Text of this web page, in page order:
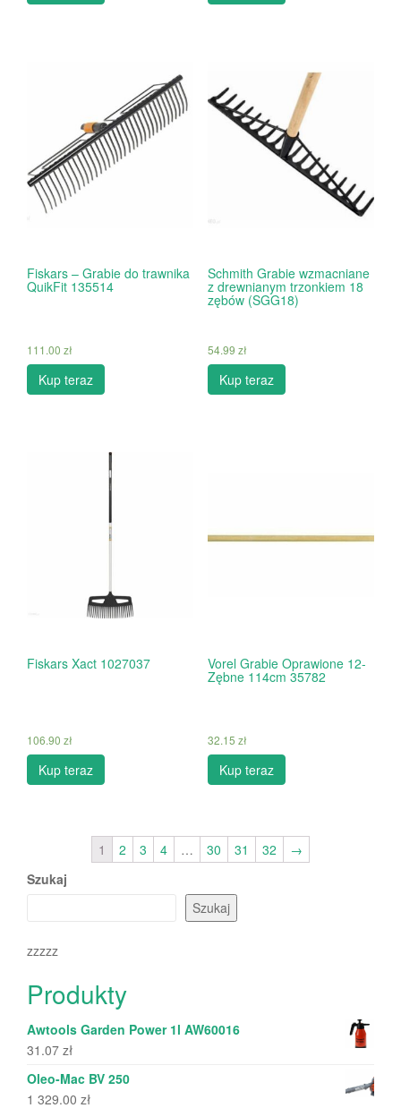
Fiskars – Grabie do trawnika
QuikFit 135514
111.00 zł
Kup teraz
Schmith Grabie wzmacniane
z drewnianym trzonkiem 18
zębów (SGG18)
54.99 zł
Kup teraz
Fiskars Xact 1027037
106.90 zł
Kup teraz
Vorel Grabie Oprawione 12-
Zębne 114cm 35782
32.15 zł
Kup teraz
1 2 3 4 … 30 31 32
→
Szukaj
Szukaj
zzzzz
Produkty
Awtools Garden Power 1l AW60016
31.07 zł
Oleo-Mac BV 250
1 329.00 zł